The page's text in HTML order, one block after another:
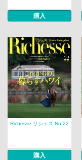
購入
Richesse リシェス No.22
購入